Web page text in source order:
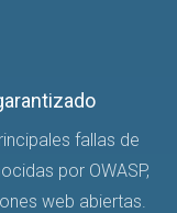
fallas de
por OWASP,
web abiertas.